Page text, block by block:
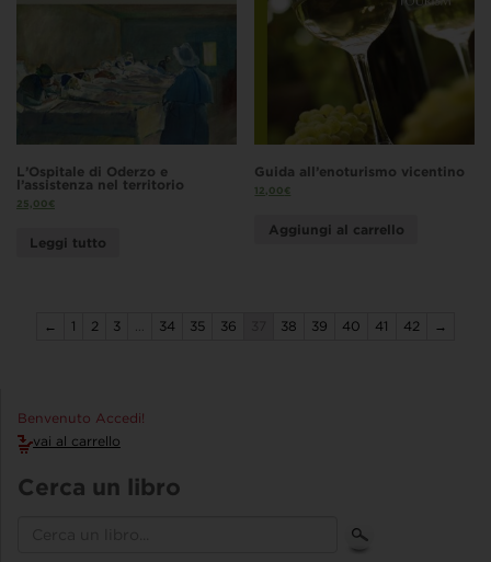
L’Ospitale di Oderzo e
l’assistenza nel territorio
25,00€
Leggi tutto
Guida all’enoturismo vicentino
12,00€
Aggiungi al carrello
← 1 2 3 34 35 36 38 39 40 41 42 →
Benvenuto Accedi!
vai al carrello
Cerca un libro